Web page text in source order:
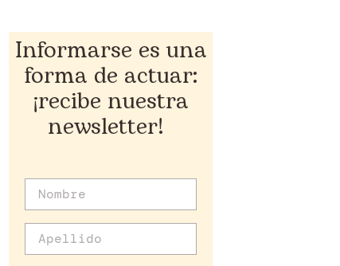
Informarse es una
forma de actuar:
¡recibe nuestra
newsletter!